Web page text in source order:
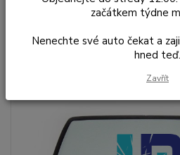
Čelní Sklo -
(r.2000-)
začátkem týdne
Nenechte své auto čekat a
hned teď.
Zavřít